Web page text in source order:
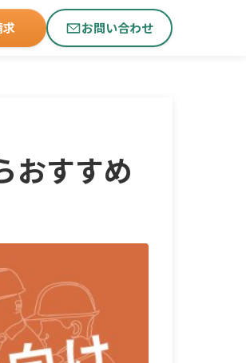
お問い合わせ
おすすめ